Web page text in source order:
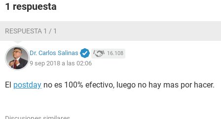
1 respuesta
RESPUESTA 1 / 1
Dr. Carlos Salinas 16.108
9 sep 2018 a las 02:06
El postday no es 100% efectivo, luego no hay mas por hacer.